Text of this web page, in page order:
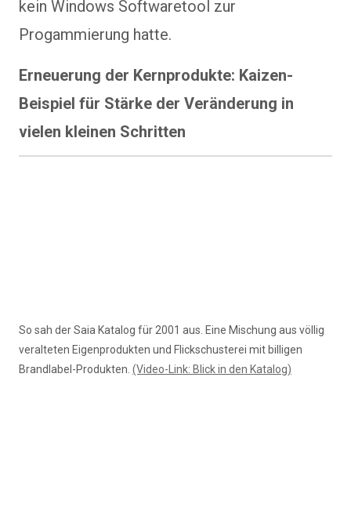
kein Windows Softwaretool zur
Progammierung hatte.
Erneuerung der Kernprodukte: Kaizen-
Beispiel für Stärke der Veränderung in
vielen kleinen Schritten
So sah der Saia Katalog für 2001 aus. Eine Mischung aus völlig
veralteten Eigenprodukten und Flickschusterei mit billigen
Brandlabel-Produkten. (Video-Link: Blick in den Katalog)